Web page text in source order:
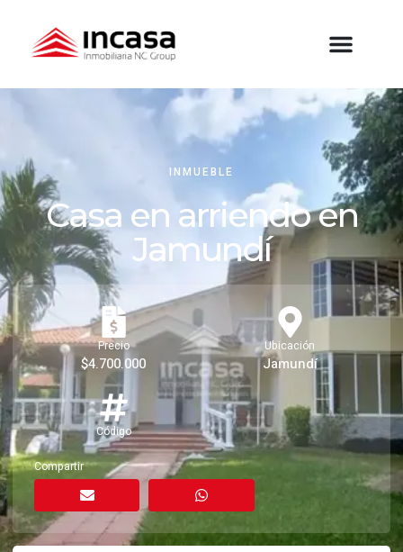
INMUEBLE
Casa en arriendo en
Jamundí
Precio
$4.700.000
Ubicación
Jamundí
Código
Compartir